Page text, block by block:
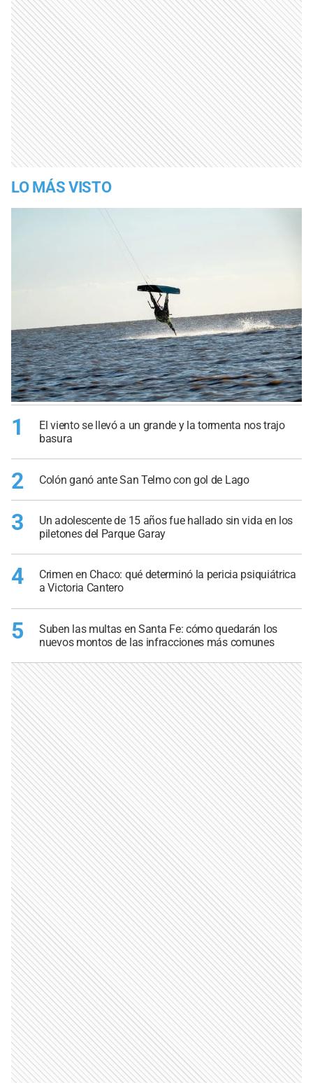
LO MÁS VISTO
1
El viento se llevó a un grande y la tormenta nos trajo
basura
2 Colón ganó ante San Telmo con gol de Lago
3
Un adolescente de 15 años fue hallado sin vida en los
piletones del Parque Garay
4
Crimen en Chaco: qué determinó la pericia psiquiátrica
a Victoria Cantero
5
Suben las multas en Santa Fe: cómo quedarán los
nuevos montos de las infracciones más comunes